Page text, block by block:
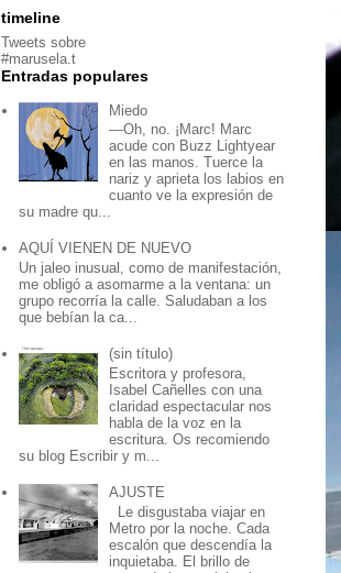
timeline
Tweets sobre
#marusela.t
Entradas populares
Miedo
—Oh, no. ¡Marc! Marc
acude con Buzz Lightyear
en las manos. Tuerce la
nariz y aprieta los labios en
cuanto ve la expresión de
su madre qu...
AQUÍ VIENEN DE NUEVO
Un jaleo inusual, como de manifestación,
me obligó a asomarme a la ventana: un
grupo recorría la calle. Saludaban a los
que bebían la ca...
(sin título)
Escritora y profesora,
Isabel Cañelles con una
claridad espectacular nos
habla de la voz en la
escritura. Os recomiendo
su blog Escribir y m...
AJUSTE
Le disgustaba viajar en
Metro por la noche. Cada
escalón que descendía la
inquietaba. El brillo de